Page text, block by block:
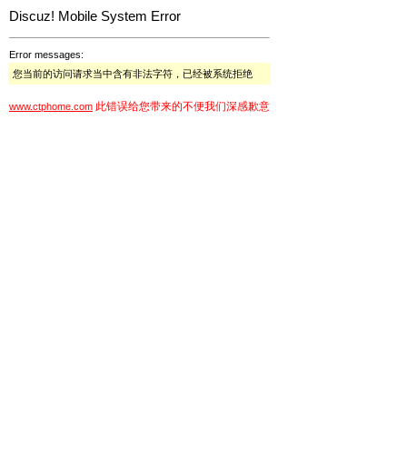
Discuz! Mobile System Error
Error messages:
您当前的访问请求当中含有非法字符，已经被系统拒绝
www.ctphome.com 此错误给您带来的不便我们深感歉意